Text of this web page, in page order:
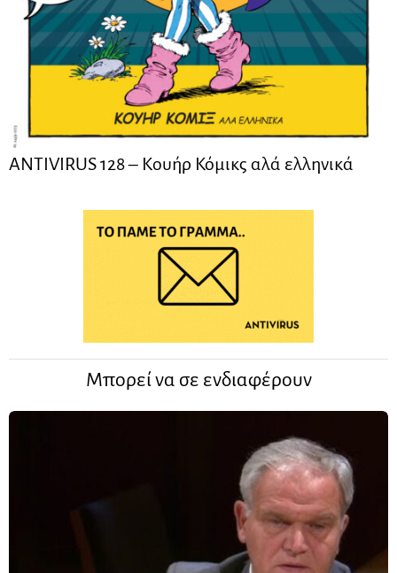
ANTIVIRUS 128 – Kουήρ Κόμικς αλά ελληνικά
Μπορεί να σε ενδιαφέρουν